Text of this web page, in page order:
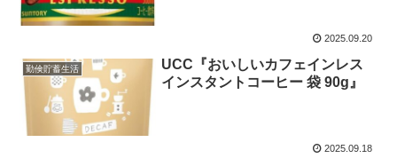
2025.09.20
勤倹貯蓄生活
UCC『おいしいカフェインレス
インスタントコーヒー 袋 90g』
2025.09.18